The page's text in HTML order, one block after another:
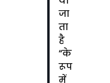
जा
ता
है
“के
रूप
में